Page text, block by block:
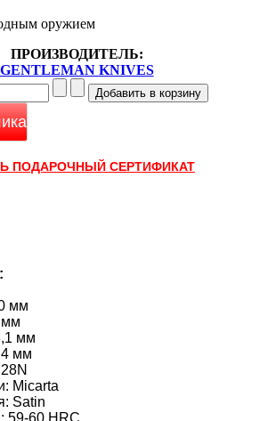
оружием
ПРОИЗВОДИТЕЛЬ:
GENTLEMAN KNIVES
ПОДАРОЧНЫЙ СЕРТИФИКАТ
мм
мм
мм
мм
Micarta
Satin
59-60 HRC